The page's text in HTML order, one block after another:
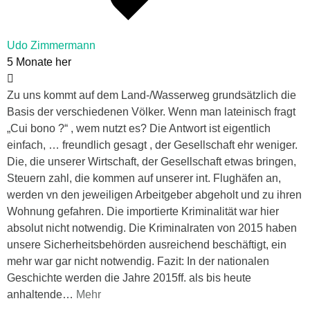
Udo Zimmermann
5 Monate her
Zu uns kommt auf dem Land-/Wasserweg grundsätzlich die
Basis der verschiedenen Völker. Wenn man lateinisch fragt
„Cui bono ?“ , wem nutzt es? Die Antwort ist eigentlich
einfach, … freundlich gesagt , der Gesellschaft ehr weniger.
Die, die unserer Wirtschaft, der Gesellschaft etwas bringen,
Steuern zahl, die kommen auf unserer int. Flughäfen an,
werden vn den jeweiligen Arbeitgeber abgeholt und zu ihren
Wohnung gefahren. Die importierte Kriminalität war hier
absolut nicht notwendig. Die Kriminalraten von 2015 haben
unsere Sicherheitsbehörden ausreichend beschäftigt, ein
mehr war gar nicht notwendig. Fazit: In der nationalen
Geschichte werden die Jahre 2015ff. als bis heute
anhaltende… Mehr